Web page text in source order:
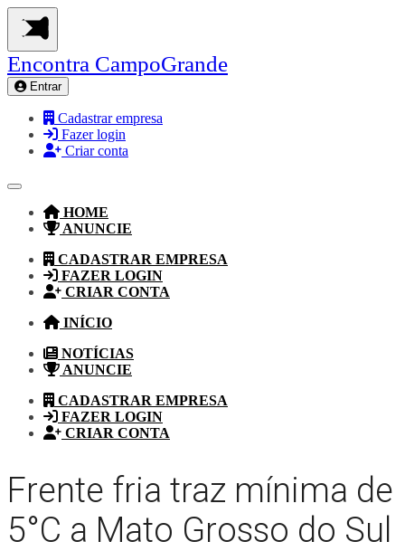
Encontra CampoGrande
Entrar
Cadastrar empresa
Fazer login
Criar conta
HOME
ANUNCIE
CADASTRAR EMPRESA
FAZER LOGIN
CRIAR CONTA
INÍCIO
NOTÍCIAS
ANUNCIE
CADASTRAR EMPRESA
FAZER LOGIN
CRIAR CONTA
Frente fria traz mínima de
5°C a Mato Grosso do Sul